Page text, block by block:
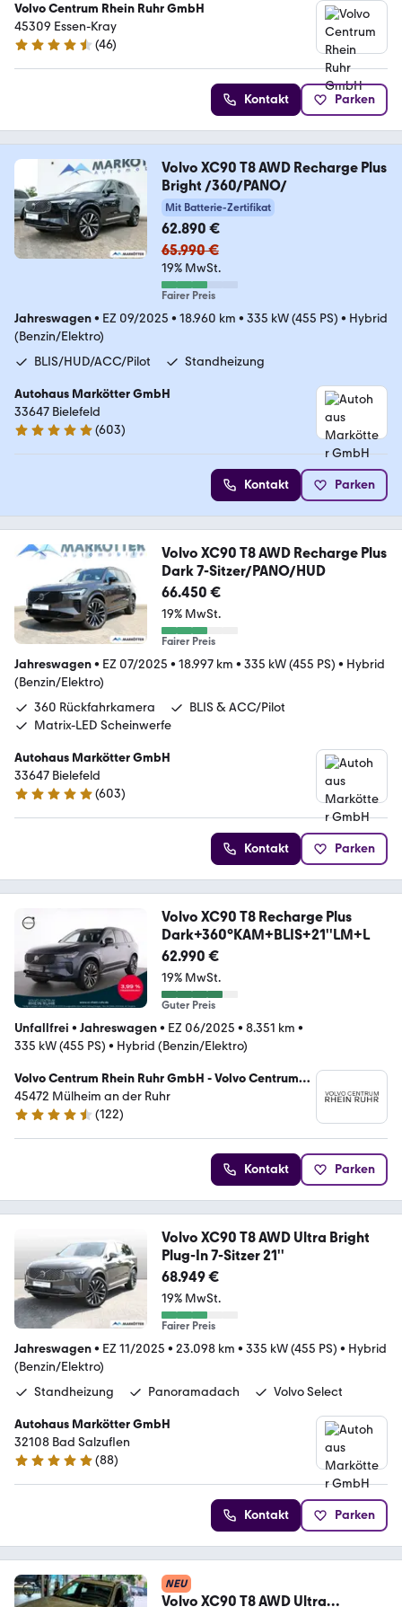
Volvo Centrum Rhein Ruhr GmbH
45309 Essen-Kray
4.7 Sterne
(46)
Kontakt Parken
Volvo XC90 T8 AWD Recharge Plus
Bright /360/PANO/
Mit Batterie-Zertifikat
62.890 €
65.990 €
19% MwSt.
Fairer Preis
Jahreswagen• EZ 09/2025 • 18.960 km • 335 kW (455 PS) • Hybrid
(Benzin/Elektro)
BLIS/HUD/ACC/Pilot
Standheizung
Autohaus Markötter GmbH
33647 Bielefeld
4.9 Sterne
(603)
Kontakt Parken
Volvo XC90 T8 AWD Recharge Plus
Dark 7-Sitzer/PANO/HUD
66.450 €
19% MwSt.
Fairer Preis
Jahreswagen• EZ 07/2025 • 18.997 km • 335 kW (455 PS) • Hybrid
(Benzin/Elektro)
360 Rückfahrkamera
BLIS & ACC/Pilot
Matrix-LED Scheinwerfe
Autohaus Markötter GmbH
33647 Bielefeld
4.9 Sterne
(603)
Kontakt Parken
Volvo XC90 T8 Recharge Plus
Dark+360°KAM+BLIS+21''LM+L
62.990 €
19% MwSt.
Guter Preis
Unfallfrei • Jahreswagen• EZ 06/2025 • 8.351 km •
335 kW (455 PS) • Hybrid (Benzin/Elektro)
Volvo Centrum Rhein Ruhr GmbH - Volvo Centrum
Essen/ Mülheim
45472 Mülheim an der Ruhr
4.6 Sterne
(122)
Kontakt Parken
Volvo XC90 T8 AWD Ultra Bright
Plug-In 7-Sitzer 21''
68.949 €
19% MwSt.
Fairer Preis
Jahreswagen• EZ 11/2025 • 23.098 km • 335 kW (455 PS) • Hybrid
(Benzin/Elektro)
Standheizung
Panoramadach Volvo Select
Autohaus Markötter GmbH
32108 Bad Salzuflen
5 Sterne
(88)
Kontakt Parken
NEU
Volvo XC90 T8 AWD Ultra